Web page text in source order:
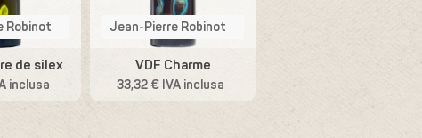
Robinot
de silex
inclusa
Jean-Pierre Robinot
VDF Charme
33,32 € IVA inclusa 33,32 € IVA inclusa